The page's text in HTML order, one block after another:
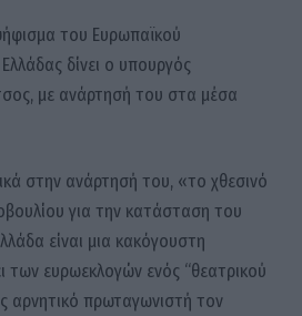
του Ευρωπαϊκού
δίνει ο υπουργός
με ανάρτησή του στα μέσα
στην ανάρτησή του, «το χθεσινό
για την κατάσταση του
είναι μια κακόγουστη
ευρωεκλογών ενός “θεατρικού
αρνητικό πρωταγωνιστή τον